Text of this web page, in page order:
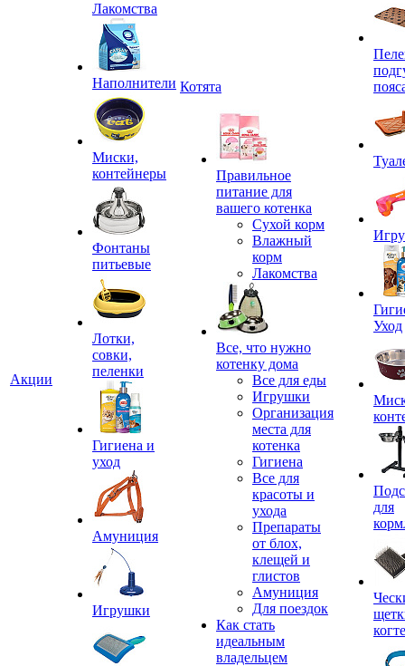
Акции
Лакомства
Наполнители
Миски,
контейнеры
Фонтаны
питьевые
Лотки,
совки,
пеленки
Гигиена и
уход
Амуниция
Игрушки
Котята
Правильное
питание для
вашего котенка
Сухой корм
Влажный
корм
Лакомства
Все, что нужно
котенку дома
Все для еды
Игрушки
Организация
места для
котенка
Гигиена
Все для
красоты и
ухода
Препараты
от блох,
клещей и
глистов
Амуниция
Для поездок
Как стать
идеальным
владельцем
Уход
для